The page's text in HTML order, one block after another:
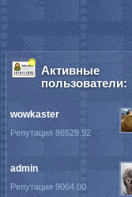
Активные
пользователи:
wowkaster
Репутация 86529.92
admin
Репутация 9064.00